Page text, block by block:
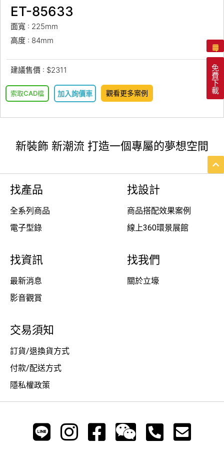
ET-85633
面寬 : 225mm
高度 : 84mm
建議售價 : $2311
索取CAD檔 加入詢價車 觀看更多案例
免
費
下
載
新裝飾 新潮流 打造一個專屬的夢想空間
找產品
全系列商品
電子型錄
找設計
商品搭配效果案例
線上360環景展館
找資訊
最新消息
影音觀賞
找我們
關於立壕
交易須知
訂貨/退換貨方式
付款/配送方式
隱私權政策